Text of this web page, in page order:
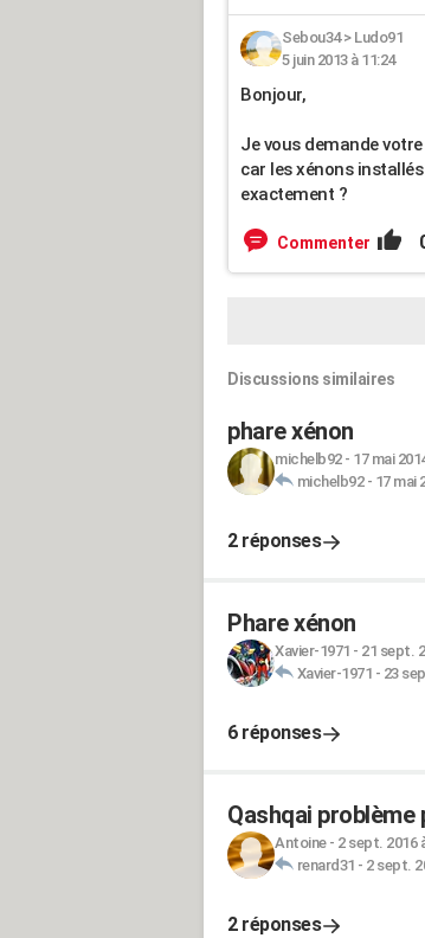
Sebou34> Ludo91
5 juin 2013 à 11:24
Bonjour,
Je vous demande
car les xénons
exactement ?
Commenter
Discussions similaires
phare xénon
michelb92- 17 mai
michelb92- 17 mai
2 réponses
Phare xénon
Xavier-1971 - 21 sept.
Xavier-1971 - 23
6 réponses
Qashqai problème
Antoine- 2 sept. 2016
renard31 - 2 sept.
2 réponses